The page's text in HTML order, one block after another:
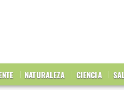
NATURALEZA CIENCIA